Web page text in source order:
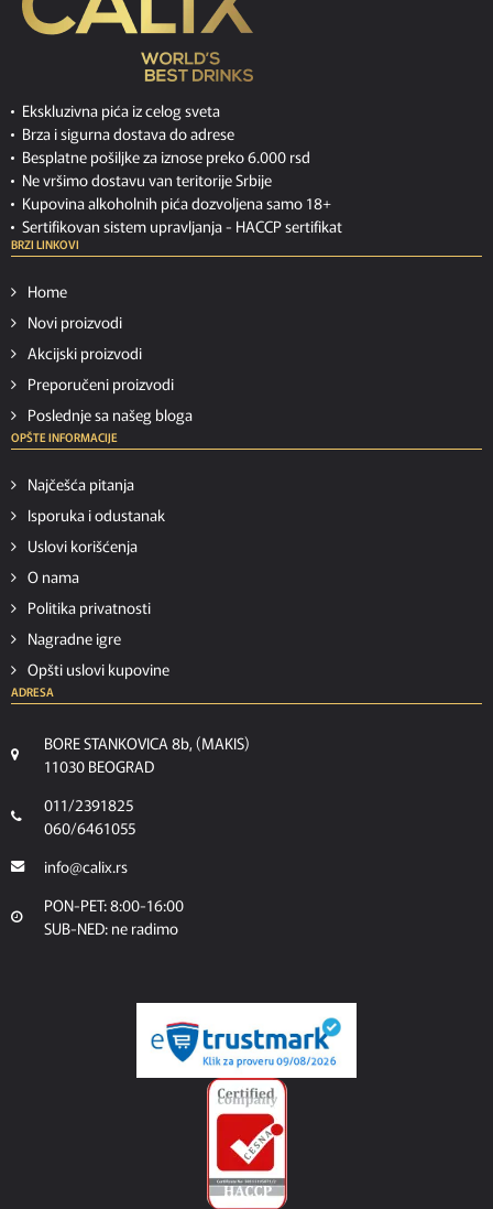
Ekskluzivna pića iz celog sveta
Brza i sigurna dostava do adrese
Besplatne pošiljke za iznose preko 6.000 rsd
Ne vršimo dostavu van teritorije Srbije
Kupovina alkoholnih pića dozvoljena samo 18+
Sertifikovan sistem upravljanja - HACCP sertifikat
BRZI LINKOVI
Home
Novi proizvodi
Akcijski proizvodi
Preporučeni proizvodi
Poslednje sa našeg bloga
OPŠTE INFORMACIJE
Najčešća pitanja
Isporuka i odustanak
Uslovi korišćenja
O nama
Politika privatnosti
Nagradne igre
Opšti uslovi kupovine
ADRESA
BORE STANKOVICA 8b, (MAKIS)
11030 BEOGRAD
011/2391825
060/6461055
info@calix.rs
PON-PET: 8:00-16:00
SUB-NED: ne radimo